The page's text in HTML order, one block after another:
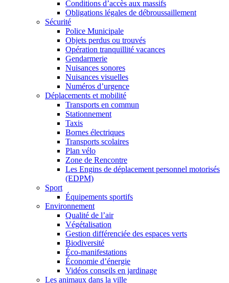
Conditions d’accès aux massifs
Obligations légales de débroussaillement
Sécurité
Police Municipale
Objets perdus ou trouvés
Opération tranquillité vacances
Gendarmerie
Nuisances sonores
Nuisances visuelles
Numéros d’urgence
Déplacements et mobilité
Transports en commun
Stationnement
Taxis
Bornes électriques
Transports scolaires
Plan vélo
Zone de Rencontre
Les Engins de déplacement personnel motorisés
(EDPM)
Sport
Équipements sportifs
Environnement
Qualité de l’air
Végétalisation
Gestion différenciée des espaces verts
Biodiversité
Éco-manifestations
Économie d’énergie
Vidéos conseils en jardinage
Les animaux dans la ville